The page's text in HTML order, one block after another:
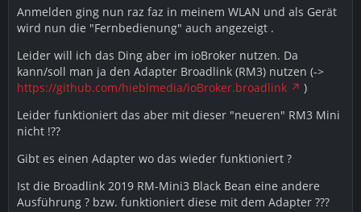
Anmelden ging nun raz faz in meinem WLAN und als Gerät
wird nun die "Fernbedienung" auch angezeigt .
Leider will ich das Ding aber im ioBroker nutzen. Da
kann/soll man ja den Adapter Broadlink (RM3) nutzen (->
https://github.com/hieblmedia/ioBroker.broadlink
)
Leider funktioniert das aber mit dieser "neueren" RM3 Mini
nicht !??
Gibt es einen Adapter wo das wieder funktioniert ?
Ist die Broadlink 2019 RM-Mini3 Black Bean eine andere
Ausführung ? bzw. funktioniert diese mit dem Adapter ???